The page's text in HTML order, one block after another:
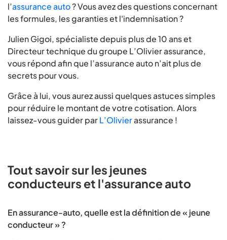
l’assurance auto? Vous avez des questions concernant
les formules, les garanties et l'indemnisation ?
Julien Gigoi, spécialiste depuis plus de 10 ans et
Directeur technique du groupe L’Olivier assurance,
vous répond afin que l’assurance auto n’ait plus de
secrets pour vous.
Grâce à lui, vous aurez aussi quelques astuces simples
pour réduire le montant de votre cotisation. Alors
laissez-vous guider parL’Olivierassurance !
Tout savoir sur les jeunes
conducteurs et l'assurance auto
En assurance-auto, quelle est la définition de « jeune
conducteur » ?